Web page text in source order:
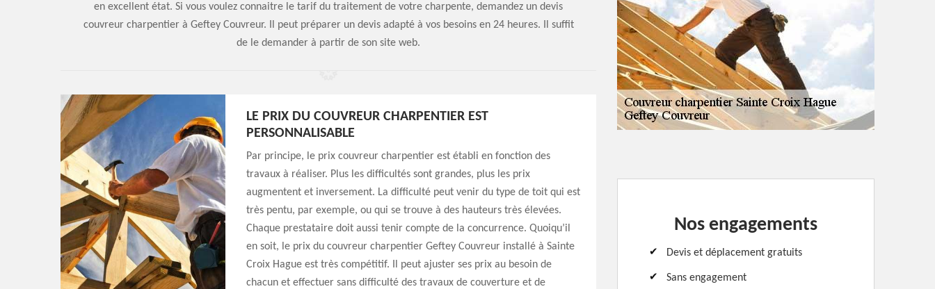
en excellent état. Si vous voulez connaitre le tarif du traitement de votre charpente, demandez un devis
couvreur charpentier à Geftey Couvreur. Il peut préparer un devis adapté à vos besoins en 24 heures. Il suffit
de le demander à partir de son site web.
LE PRIX DU COUVREUR CHARPENTIER EST
PERSONNALISABLE
Par principe, le prix couvreur charpentier est établi en fonction des
travaux à réaliser. Plus les difficultés sont grandes, plus les prix
augmentent et inversement. La difficulté peut venir du type de toit qui est
très pentu, par exemple, ou qui se trouve à des hauteurs très élevées.
Chaque prestataire doit aussi tenir compte de la concurrence. Quoiqu’il
en soit, le prix du couvreur charpentier Geftey Couvreur installé à Sainte
Croix Hague est très compétitif. Il peut ajuster ses prix au besoin de
chacun et effectuer sans difficulté des travaux de couverture et de
Nos engagements
Devis et déplacement gratuits
Sans engagement